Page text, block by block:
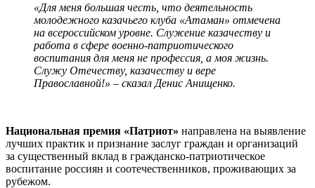
«Для меня большая честь, что деятельность
молодежного казачьего клуба «Атаман» отмечена
на всероссийском уровне. Служение казачеству и
работа в сфере военно-патриотического
воспитания для меня не профессия, а моя жизнь.
Служу Отечеству, казачеству и вере
Православной!» – сказал Денис Анищенко.
Национальная премия «Патриот» направлена на выявление
лучших практик и признание заслуг граждан и организаций
за существенный вклад в гражданско-патриотическое
воспитание россиян и соотечественников, проживающих за
рубежом.